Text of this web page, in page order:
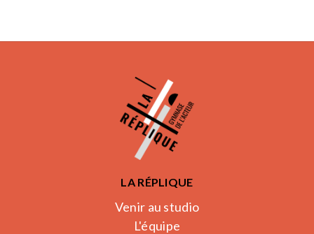
LA RÉPLIQUE
Venir au studio
L'équipe